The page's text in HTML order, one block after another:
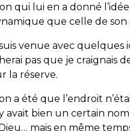
qui lui en a donné
que celle de son
venue avec
pas que je craignais
la réserve.
a été que l’endroit
avait bien un certain
mais en même